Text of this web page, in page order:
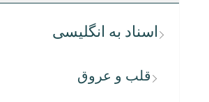
اسناد به انگلیسی
قلب و عروق